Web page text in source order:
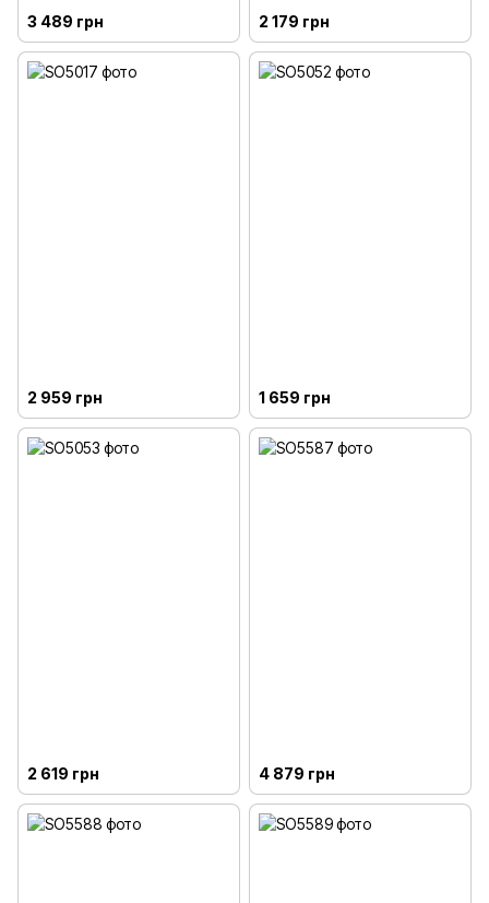
3 489 грн 2 179 грн
2 959 грн 1 659 грн
2 619 грн 4 879 грн